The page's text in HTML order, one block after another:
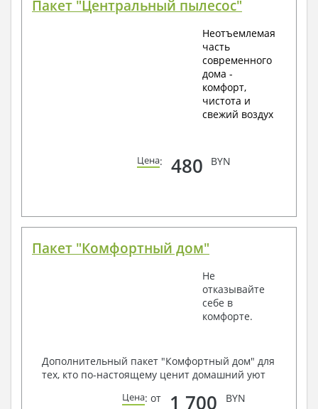
Пакет "Центральный пылесос"
Неотъемлемая
часть
современного
дома -
комфорт,
чистота и
свежий воздух
Цена: 480 BYN
Пакет "Комфортный дом"
Не
отказывайте
себе в
комфорте.
Дополнительный пакет "Комфортный дом" для
тех, кто по-настоящему ценит домашний уют
Цена: от 1 700 BYN